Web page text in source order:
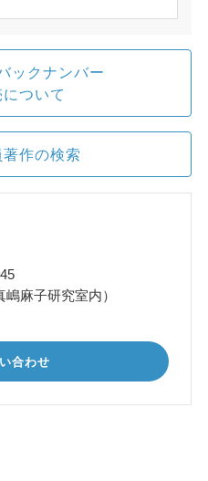
ックナンバー
ついて
作の検索
嶋麻子研究室内）
合わせ